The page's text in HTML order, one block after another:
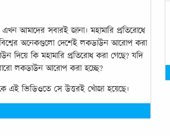
আমাদের সবারই জানা। মহামারি প্রতিরোধে
বিশ্বের অনেকগুলো দেশেই লকডাউন আরোপ করা
কি মহামারি প্রতিরোধ করা গেছে? যদি
লকডাউন আরোপ করা হচ্ছে?
এই ভিডিওতে সে উত্তরই খোঁজা হয়েছে।